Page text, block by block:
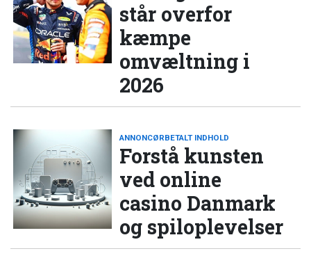
står overfor
kæmpe
omvæltning i
2026
ANNONCØRBETALT INDHOLD
Forstå kunsten
ved online
casino Danmark
og spiloplevelser